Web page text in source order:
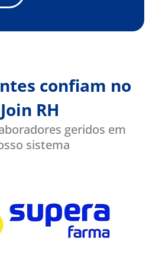
confiam no
Join RH
geridos em
sistema